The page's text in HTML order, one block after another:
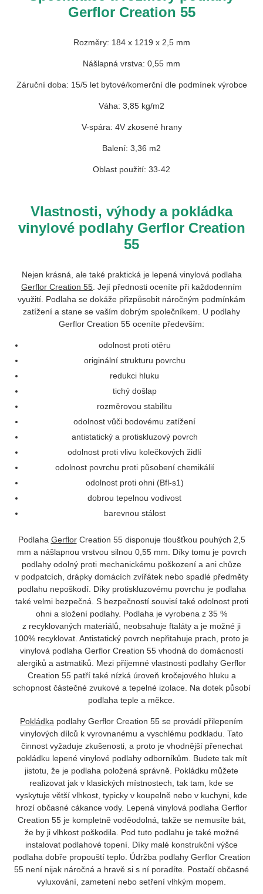
Gerflor Creation 55
Rozměry: 184 x 1219 x 2,5 mm
Nášlapná vrstva: 0,55 mm
Záruční doba: 15/5 let bytové/komerční dle podmínek výrobce
Váha: 3,85 kg/m2
V-spára: 4V zkosené hrany
Balení: 3,36 m2
Oblast použití: 33-42
Vlastnosti, výhody a pokládka
vinylové podlahy Gerflor Creation
55
Nejen krásná, ale také praktická je lepená vinylová podlaha
Gerflor Creation 55 . Její přednosti oceníte při každodenním
využití. Podlaha se dokáže přizpůsobit náročným podmínkám
zatížení a stane se vaším dobrým společníkem. U podlahy
Gerflor Creation 55 oceníte především:
odolnost proti otěru
originální strukturu povrchu
redukci hluku
tichý došlap
rozměrovou stabilitu
odolnost vůči bodovému zatížení
antistatický a protiskluzový povrch
odolnost proti vlivu kolečkových židlí
odolnost povrchu proti působení chemikálií
odolnost proti ohni (Bfl-s1)
dobrou tepelnou vodivost
barevnou stálost
Podlaha GerflorCreation 55 disponuje tloušťkou pouhých 2,5
mm a nášlapnou vrstvou silnou 0,55 mm. Díky tomu je povrch
podlahy odolný proti mechanickému poškození a ani chůze
v podpatcích, drápky domácích zvířátek nebo spadlé předměty
podlahu nepoškodí. Díky protiskluzovému povrchu je podlaha
také velmi bezpečná. S bezpečností souvisí také odolnost proti
ohni a složení podlahy. Podlaha je vyrobena z 35 %
z recyklovaných materiálů, neobsahuje ftaláty a je možné ji
100% recyklovat. Antistatický povrch nepřitahuje prach, proto je
vinylová podlaha Gerflor Creation 55 vhodná do domácností
alergiků a astmatiků. Mezi příjemné vlastnosti podlahy Gerflor
Creation 55 patří také nízká úroveň kročejového hluku a
schopnost částečné zvukové a tepelné izolace. Na dotek působí
podlaha teple a měkce.
Pokládka podlahy Gerflor Creation 55 se provádí přilepením
vinylových dílců k vyrovnanému a vyschlému podkladu. Tato
činnost vyžaduje zkušenosti, a proto je vhodnější přenechat
pokládku lepené vinylové podlahy odborníkům. Budete tak mít
jistotu, že je podlaha položená správně. Pokládku můžete
realizovat jak v klasických místnostech, tak tam, kde se
vyskytuje větší vlhkost, typicky v koupelně nebo v kuchyni, kde
hrozí občasné cákance vody. Lepená vinylová podlaha Gerflor
Creation 55 je kompletně voděodolná, takže se nemusíte bát,
že by ji vlhkost poškodila. Pod tuto podlahu je také možné
instalovat podlahové topení. Díky malé konstrukční výšce
podlaha dobře propouští teplo. Údržba podlahy Gerflor Creation
55 není nijak náročná a hravě si s ní poradíte. Postačí občasné
vyluxování, zametení nebo setření vlhkým mopem.